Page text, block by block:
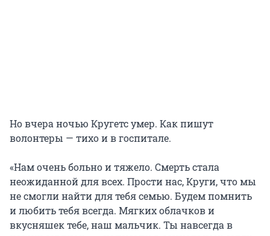
Но вчера ночью Кругетс умер. Как пишут
волонтеры — тихо и в госпитале.
«Нам очень больно и тяжело. Смерть стала
неожиданной для всех. Прости нас, Круги, что мы
не смогли найти для тебя семью. Будем помнить
и любить тебя всегда. Мягких облачков и
вкусняшек тебе, наш мальчик. Ты навсегда в